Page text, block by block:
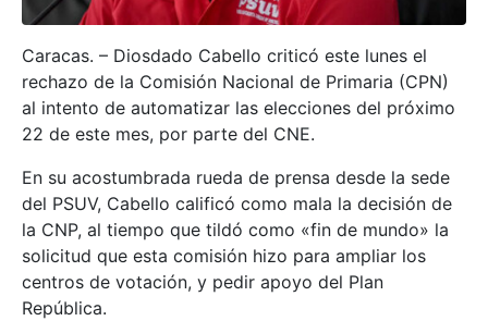
Caracas. – Diosdado Cabello criticó este lunes el
rechazo de la Comisión Nacional de Primaria (CPN)
al intento de automatizar las elecciones del próximo
22 de este mes, por parte del CNE.
En su acostumbrada rueda de prensa desde la sede
del PSUV, Cabello calificó como mala la decisión de
la CNP, al tiempo que tildó como «fin de mundo» la
solicitud que esta comisión hizo para ampliar los
centros de votación, y pedir apoyo del Plan
República.